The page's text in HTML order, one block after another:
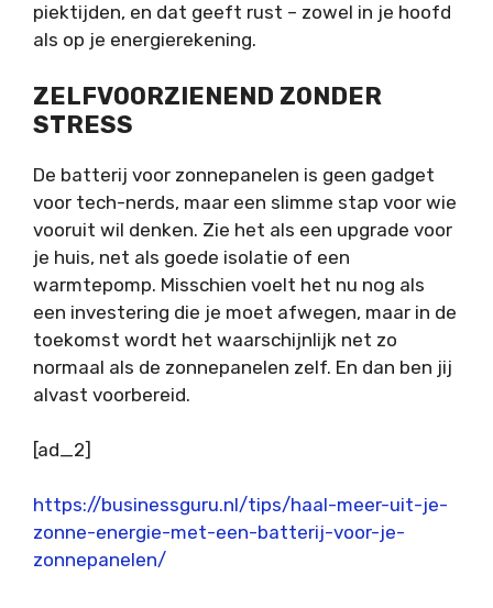
piektijden, en dat geeft rust – zowel in je hoofd
als op je energierekening.
ZELFVOORZIENEND ZONDER
STRESS
De batterij voor zonnepanelen is geen gadget
voor tech-nerds, maar een slimme stap voor wie
vooruit wil denken. Zie het als een upgrade voor
je huis, net als goede isolatie of een
warmtepomp. Misschien voelt het nu nog als
een investering die je moet afwegen, maar in de
toekomst wordt het waarschijnlijk net zo
normaal als de zonnepanelen zelf. En dan ben jij
alvast voorbereid.
[ad_2]
https://businessguru.nl/tips/haal-meer-uit-je-
zonne-energie-met-een-batterij-voor-je-
zonnepanelen/